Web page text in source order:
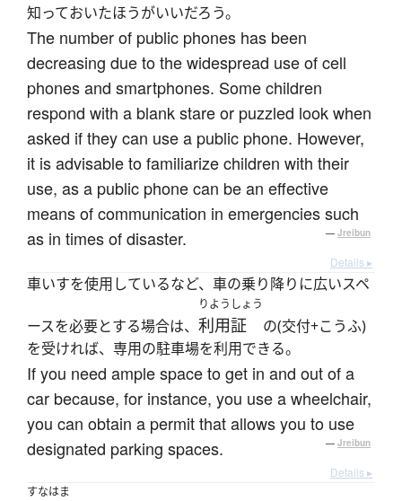
知っておいたほうがいいだろう。
The number of public phones has been
decreasing due to the widespread use of cell
phones and smartphones. Some children
respond with a blank stare or puzzled look when
asked if they can use a public phone. However,
it is advisable to familiarize children with their
use, as a public phone can be an effective
means of communication in emergencies such
as in times of disaster.
— Jreibun
Details ▸
車いすを使用しているなど、車の乗り降りに広いスペ
ースを必要とする場合は、
りようしょう
利用証
の(交付+こうふ)
を受ければ、専用の駐車場を利用できる。
If you need ample space to get in and out of a
car because, for instance, you use a wheelchair,
you can obtain a permit that allows you to use
designated parking spaces.
— Jreibun
Details ▸
すなはま